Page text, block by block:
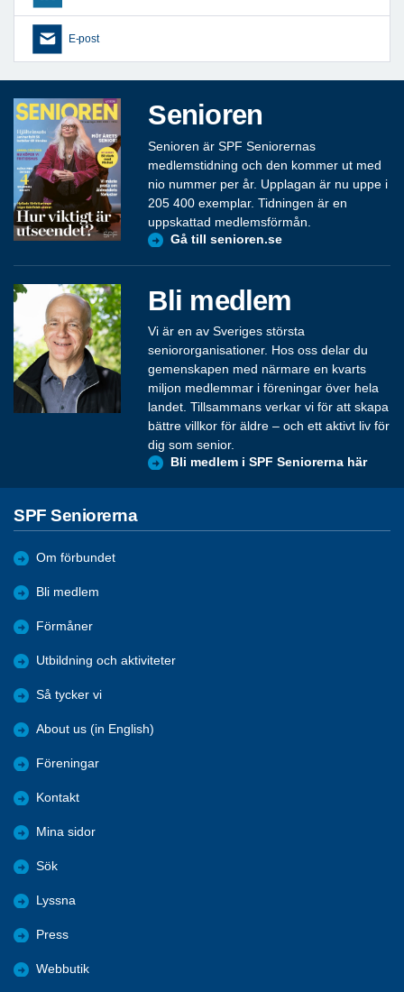
E-post
Senioren
Senioren är SPF Seniorernas
medlemstidning och den kommer ut med
nio nummer per år. Upplagan är nu uppe i
205 400 exemplar. Tidningen är en
uppskattad medlemsförmån.
Gå till senioren.se
Bli medlem
Vi är en av Sveriges största
seniororganisationer. Hos oss delar du
gemenskapen med närmare en kvarts
miljon medlemmar i föreningar över hela
landet. Tillsammans verkar vi för att skapa
bättre villkor för äldre – och ett aktivt liv för
dig som senior.
Bli medlem i SPF Seniorerna här
SPF Seniorerna
Om förbundet
Bli medlem
Förmåner
Utbildning och aktiviteter
Så tycker vi
About us (in English)
Föreningar
Kontakt
Mina sidor
Sök
Lyssna
Press
Webbutik